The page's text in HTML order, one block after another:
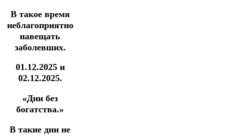
В такое время
неблагоприятно
навещать
заболевших.
01.12.2025 и
02.12.2025.
«Дни без
богатства.»
В такие дни не